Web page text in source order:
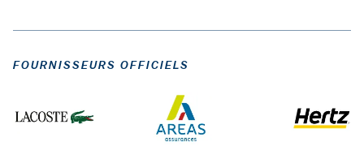
FOURNISSEURS OFFICIELS